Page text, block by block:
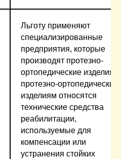
Льготу применяют
специализированные
предприятия, которые
производят протезно-
ортопедические изделия.К
протезно-ортопедическим
изделиям относятся
технические средства
реабилитации,
используемые для
компенсации или
устранения стойких